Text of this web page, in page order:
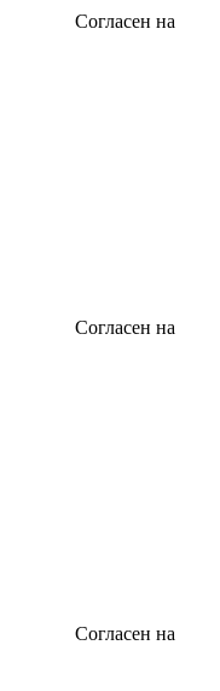
Согласен на
Согласен на
Согласен на